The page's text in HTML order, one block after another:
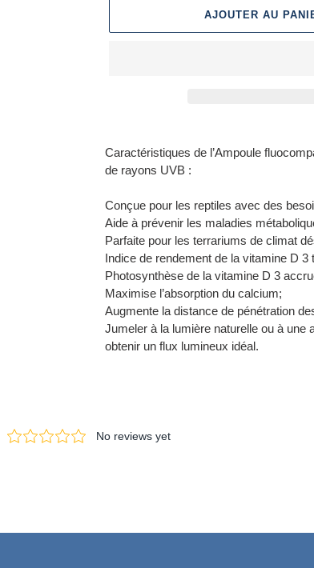
AJOUTER AU
d'un
produit
votre
panier
Caractéristiques de l’Ampoule
de rayons UVB :
Conçue pour les reptiles avec des
Aide à prévenir les maladies
Parfaite pour les terrariums de climat
Indice de rendement de la vitamine D 3
Photosynthèse de la vitamine D 3
Maximise l’absorption du calcium;
Augmente la distance de pénétration
Jumeler à la lumière naturelle ou à une
obtenir un flux lumineux idéal.